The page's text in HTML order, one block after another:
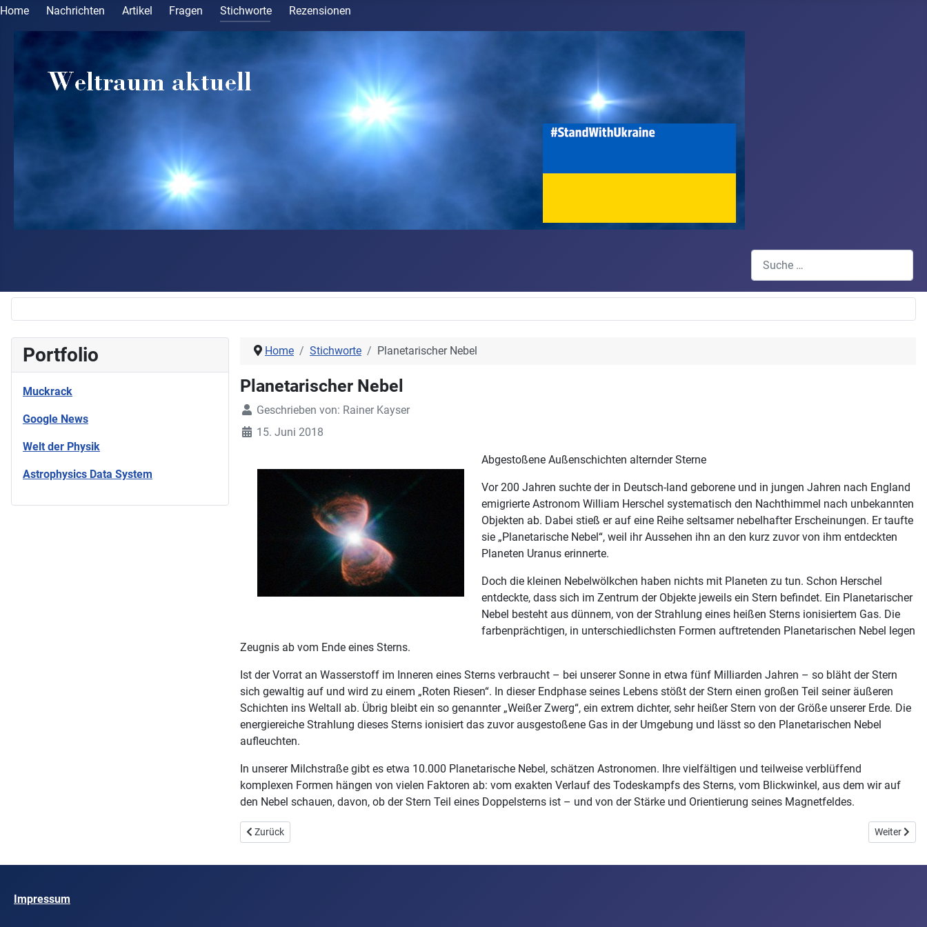
Home Nachrichten Artikel Fragen Stichworte Rezensionen
Suchen
Portfolio
Muckrack
Google News
Welt der Physik
Astrophysics Data System
Home Stichworte Planetarischer Nebel
Planetarischer Nebel
Geschrieben von: Rainer Kayser
15. Juni 2018
Abgestoßene Außenschichten alternder Sterne
Vor 200 Jahren suchte der in Deutsch-land geborene und in jungen Jahren nach England
emigrierte Astronom William Herschel systematisch den Nachthimmel nach unbekannten
Objekten ab. Dabei stieß er auf eine Reihe seltsamer nebelhafter Erscheinungen. Er taufte
sie „Planetarische Nebel“, weil ihr Aussehen ihn an den kurz zuvor von ihm entdeckten
Planeten Uranus erinnerte.
Doch die kleinen Nebelwölkchen haben nichts mit Planeten zu tun. Schon Herschel
entdeckte, dass sich im Zentrum der Objekte jeweils ein Stern befindet. Ein Planetarischer
Nebel besteht aus dünnem, von der Strahlung eines heißen Sterns ionisiertem Gas. Die
farbenprächtigen, in unterschiedlichsten Formen auftretenden Planetarischen Nebel legen
Zeugnis ab vom Ende eines Sterns.
Ist der Vorrat an Wasserstoff im Inneren eines Sterns verbraucht – bei unserer Sonne in etwa fünf Milliarden Jahren – so bläht der Stern
sich gewaltig auf und wird zu einem „Roten Riesen“. In dieser Endphase seines Lebens stößt der Stern einen großen Teil seiner äußeren
Schichten ins Weltall ab. Übrig bleibt ein so genannter „Weißer Zwerg“, ein extrem dichter, sehr heißer Stern von der Größe unserer Erde. Die
energiereiche Strahlung dieses Sterns ionisiert das zuvor ausgestoßene Gas in der Umgebung und lässt so den Planetarischen Nebel
aufleuchten.
In unserer Milchstraße gibt es etwa 10.000 Planetarische Nebel, schätzen Astronomen. Ihre vielfältigen und teilweise verblüffend
komplexen Formen hängen von vielen Faktoren ab: vom exakten Verlauf des Todeskampfs des Sterns, vom Blickwinkel, aus dem wir auf
den Nebel schauen, davon, ob der Stern Teil eines Doppelsterns ist – und von der Stärke und Orientierung seines Magnetfeldes.
Vorheriger Beitrag: Planet
Zurück Nächster
Weiter
Impressum